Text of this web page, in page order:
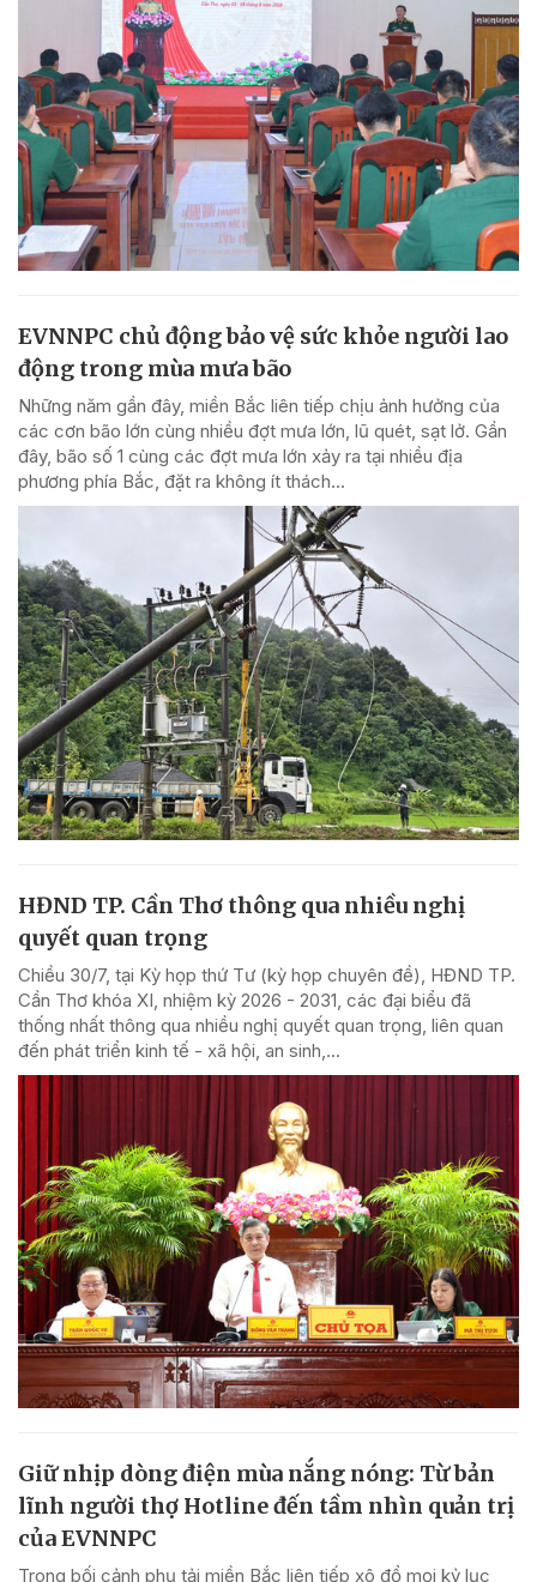
EVNNPC chủ động bảo vệ sức khỏe người lao
động trong mùa mưa bão
Những năm gần đây, miền Bắc liên tiếp chịu ảnh hưởng của
các cơn bão lớn cùng nhiều đợt mưa lớn, lũ quét, sạt lở. Gần
đây, bão số 1 cùng các đợt mưa lớn xảy ra tại nhiều địa
phương phía Bắc, đặt ra không ít thách...
HĐND TP. Cần Thơ thông qua nhiều nghị
quyết quan trọng
Chiều 30/7, tại Kỳ họp thứ Tư (kỳ họp chuyên đề), HĐND TP.
Cần Thơ khóa XI, nhiệm kỳ 2026 - 2031, các đại biểu đã
thống nhất thông qua nhiều nghị quyết quan trọng, liên quan
đến phát triển kinh tế - xã hội, an sinh,...
Giữ nhịp dòng điện mùa nắng nóng: Từ bản
lĩnh người thợ Hotline đến tầm nhìn quản trị
của EVNNPC
Trong bối cảnh phụ tải miền Bắc liên tiếp xô đổ mọi kỷ lục